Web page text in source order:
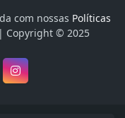
com nossas Políticas
| Copyright © 2025